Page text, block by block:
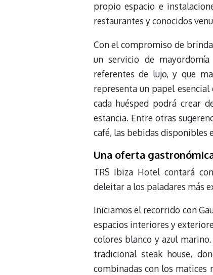
propio espacio e
restaurantes y conocidos
Con el compromiso de
un servicio de
referentes de lujo, y que
representa un papel
cada huésped podrá crear
estancia. Entre otras
café, las bebidas disponibles
Una oferta
TRS Ibiza Hotel contará
deleitar a los paladares más
Iniciamos el recorrido con
espacios interiores y
colores blanco y azul
tradicional steak house,
combinadas con los matices